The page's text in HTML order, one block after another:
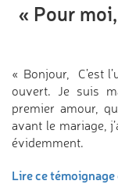
« Pour
« Bonjour, C’est
ouvert. Je suis
premier amour,
avant le mariage,
évidemment.
Lire ce